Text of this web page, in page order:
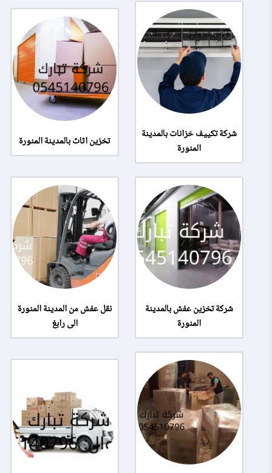
شركة تكييف خزانات بالمدينة
المنورة
تخزين اثاث بالمدينة المنورة
شركة تخزين عفش بالمدينة
المنورة
نقل عفش من المدينة المنورة
الى رابغ